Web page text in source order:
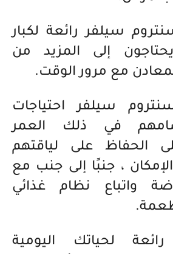
سيلفر رائعة لكبار
إلى المزيد من
مع مرور الوقت.
سيلفر احتياجات
في ذلك العمر
الحفاظ على لياقتهم
، جنبًا إلى جنب مع
واتباع نظام غذائي
لحياتك اليومية